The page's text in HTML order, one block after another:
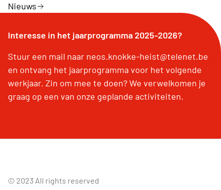
Nieuws
Interesse in het jaarprogramma 2025-2026?
Stuur een mail naar neos.knokke-heist@telenet.be
en ontvang het jaarprogramma voor het volgende
werkjaar. Zin om mee te doen? We verwelkomen je
graag op een van onze geplande activiteiten.
© 2023 All rights reserved